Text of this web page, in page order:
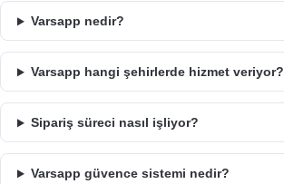
Varsapp nedir?
Varsapp hangi şehirlerde hizmet veriyor?
Sipariş süreci nasıl işliyor?
Varsapp güvence sistemi nedir?